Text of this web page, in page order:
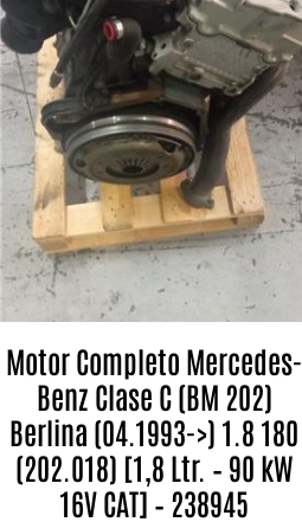
Motor Completo Mercedes-
Benz Clase C (BM 202)
Berlina (04.1993->) 1.8 180
(202.018) [1,8 Ltr. – 90 kW
16V CAT] – 238945